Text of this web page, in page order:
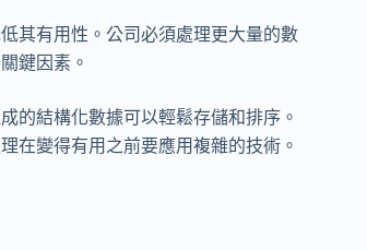
其有用性。公司必須處理更大量的數
鍵因素。
的結構化數據可以輕鬆存儲和排序。
在變得有用之前要應用複雜的技術。